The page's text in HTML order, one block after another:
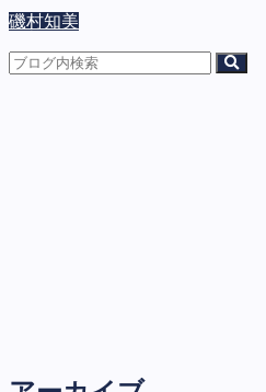
磯村知美